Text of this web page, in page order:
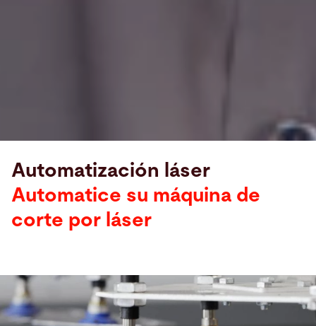
Automatización láser
Automatice su máquina de
corte por láser